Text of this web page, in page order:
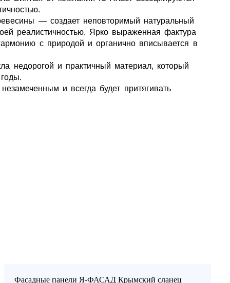
СЭНДВИЧ-ПАНЕЛИ ЕЩЁ
— создает неповторимый натуральный
реалистичностью. Ярко выраженная фактура
с природой и органично вписывается в
недорогой и практичный материал, который
и всегда будет притягивать
Фасадные панели Я-ФАСАД Крымский сланец